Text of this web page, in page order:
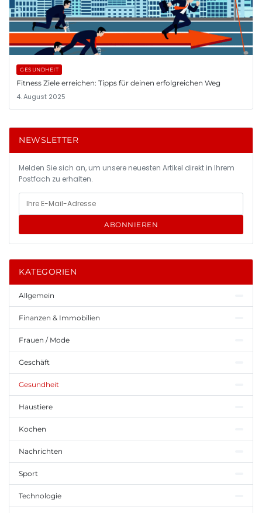
GESUNDHEIT
Fitness Ziele erreichen: Tipps für deinen erfolgreichen Weg
4. August 2025
NEWSLETTER
Melden Sie sich an, um unsere neuesten Artikel direkt in Ihrem
Postfach zu erhalten.
ABONNIEREN
KATEGORIEN
Allgemein
Finanzen & Immobilien
Frauen / Mode
Geschäft
Gesundheit
Haustiere
Kochen
Nachrichten
Sport
Technologie